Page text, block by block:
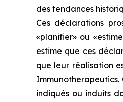
des tendances
Ces déclarations
«planifier» ou
estime que ces
que leur réalisation
indiqués ou induits